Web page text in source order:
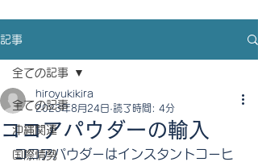
記事
全ての記事
沖縄関連
国際情勢
全ての記事
ココアパウダーの輸入
hiroyukikira
2023年8月24日 読了時間: 4分
ココアパウダーはインスタントコーヒ